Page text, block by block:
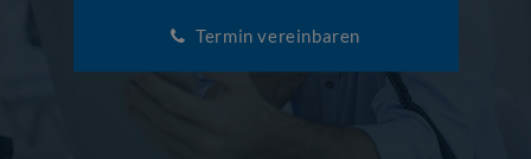
Termin vereinbaren